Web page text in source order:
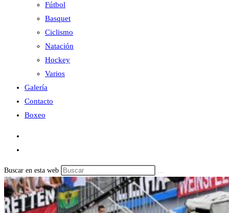
Fútbol
Basquet
Ciclismo
Natación
Hockey
Varios
Galería
Contacto
Boxeo
Buscar en esta web